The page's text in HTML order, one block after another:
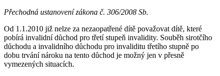
Přechodná ustanovení zákona č. 306/2008 Sb.
Od 1.1.2010 již nelze za nezaopatřené dítě považovat dítě, které
pobírá invalidní důchod pro třetí stupeň invalidity. Souběh sirotčího
důchodu a invalidního důchodu pro invaliditu třetího stupně po
dobu trvání nároku na tento důchod je možný jen v přesně
vymezených situacích.